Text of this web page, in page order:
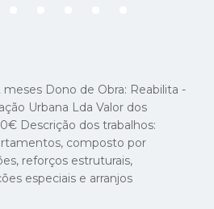
meses Dono de Obra: Reabilita -
Urbana Lda Valor dos
Descrição dos trabalhos:
composto por
reforços estruturais,
especiais e arranjos
1, 1499-039 Cruz Quebrada -
Oeiras - Portugal
214 181 440*
Instagram Linkedin